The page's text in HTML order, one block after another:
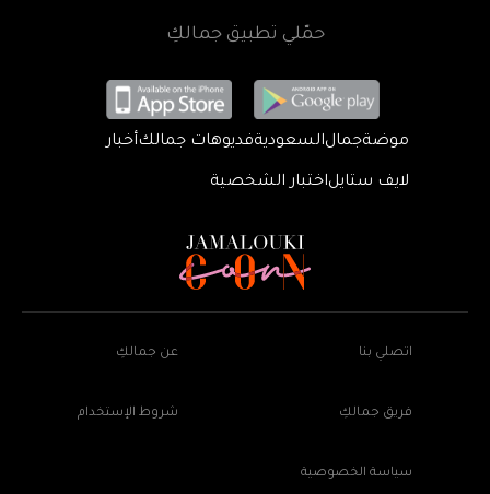
حمّلي تطبيق جمالكِ
موضةجمالالسعوديةفديوهات جمالكأخبار
لايف ستايلاختبار الشخصية
اتصلي بنا عن جمالكِ
فريق جمالكِ شروط الإستخدام
سياسة الخصوصية